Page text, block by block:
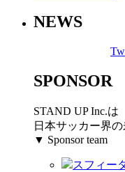
NEWS
SPONSOR
STAND UP Inc.は
日本サッカー界
▼ Sponsor team
スフィー